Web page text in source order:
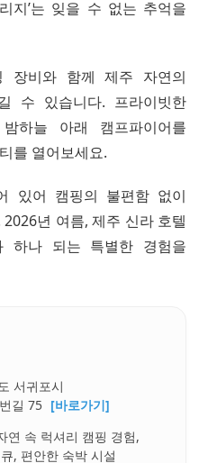
지’는 잊을 수 없는 추억을
장비와 함께 제주 자연의
수 있습니다. 프라이빗한
하늘 아래 캠프파이어를
를 열어보세요.
있어 캠핑의 불편함 없이
년 여름, 제주 신라 호텔
하나 되는 특별한 경험을
서귀포시
길 75 [바로가기]
연 속 럭셔리 캠핑 경험,
, 편안한 숙박 시설